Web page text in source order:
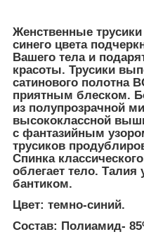
Женственные
синего цвета
Вашего тела и
красоты. Трусики
сатинового полотна
приятным блеском.
из полупрозрачной
высококлассной
с фантазийным
трусиков
Спинка
облегает тело.
бантиком.
Цвет: темно-синий.
Состав: Полиамид-